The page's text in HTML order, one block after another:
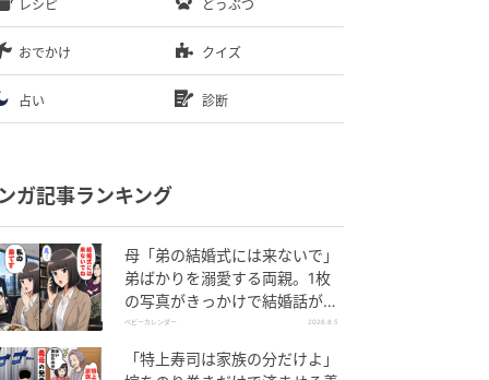
レシピ どうぶつ
おでかけ クイズ
占い 診断
ガ記事ランキング
母「弟の結婚式には来ないで」
弟ばかりを溺愛する両親。1枚
の写真がきっかけで結婚話がな
くなったワケ
ベビーカレンダー 2026.8.5
「特上寿司は家族の分だけよ」